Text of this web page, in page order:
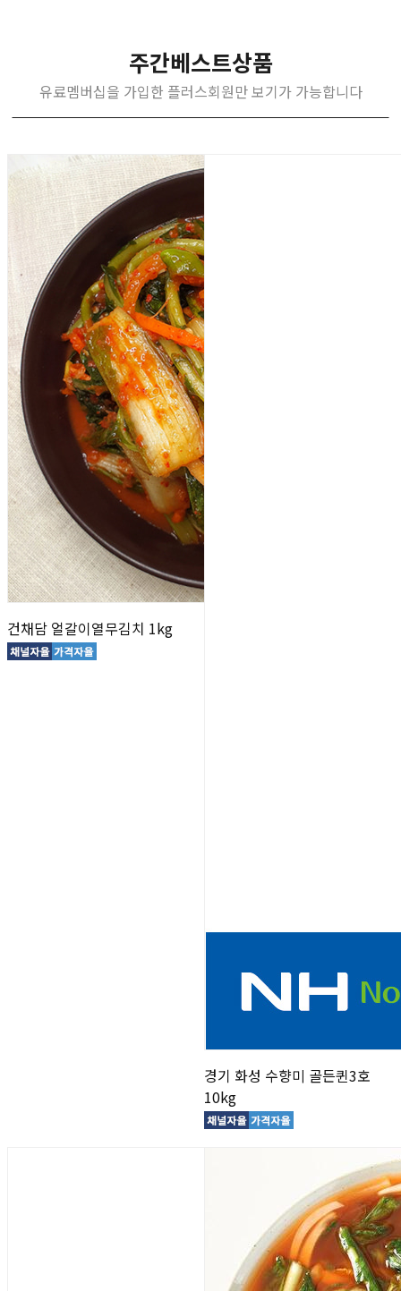
주간베스트상품
유료멤버십을 가입한 플러스회원만 보기가 가능합니다
건채담 얼갈이열무김치 1kg
경기 화성 수향미 골든퀸3호
10kg